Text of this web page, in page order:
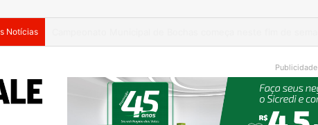
Notícias
Publicidade